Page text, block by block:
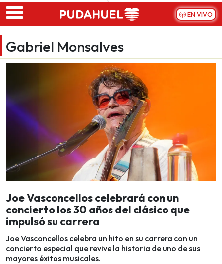
Skip to main content
EN VIVO
Gabriel Monsalves
Joe Vasconcellos celebrará con un
concierto los 30 años del clásico que
impulsó su carrera
Joe Vasconcellos celebra un hito en su carrera con un
concierto especial que revive la historia de uno de sus
mayores éxitos musicales.